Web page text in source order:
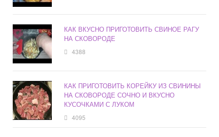
КАК ВКУСНО ПРИГОТОВИТЬ СВИНОЕ РАГУ
НА СКОВОРОДЕ
4388
КАК ПРИГОТОВИТЬ КОРЕЙКУ ИЗ СВИНИНЫ
НА СКОВОРОДЕ СОЧНО И ВКУСНО
КУСОЧКАМИ С ЛУКОМ
4095